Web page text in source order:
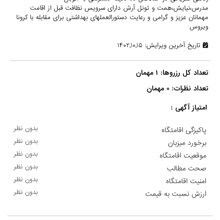
مدرس،نیایش،همت و تونل آرش دارای سرویس نظافت قبل از اقامت
مهمانان عزیز و گرامی و رعایت دستورالعملهای بهداشتی برای مقابله با کرونا
ویروس
تاریخ آخرین ویرایش: ۱۴۰۲,۱۰,۱۵
تعداد کل رزروها: ۱ مهمان
تعداد نظرات: ۰ مهمان
امتیاز آگهی :
پاکیزگی اقامتگاه بدون نظر
برخورد میزبان بدون نظر
موقعیت اقامتگاه بدون نظر
صحت مطالب بدون نظر
امنیت اقامتگاه بدون نظر
ارزش نسبت به قیمت بدون نظر